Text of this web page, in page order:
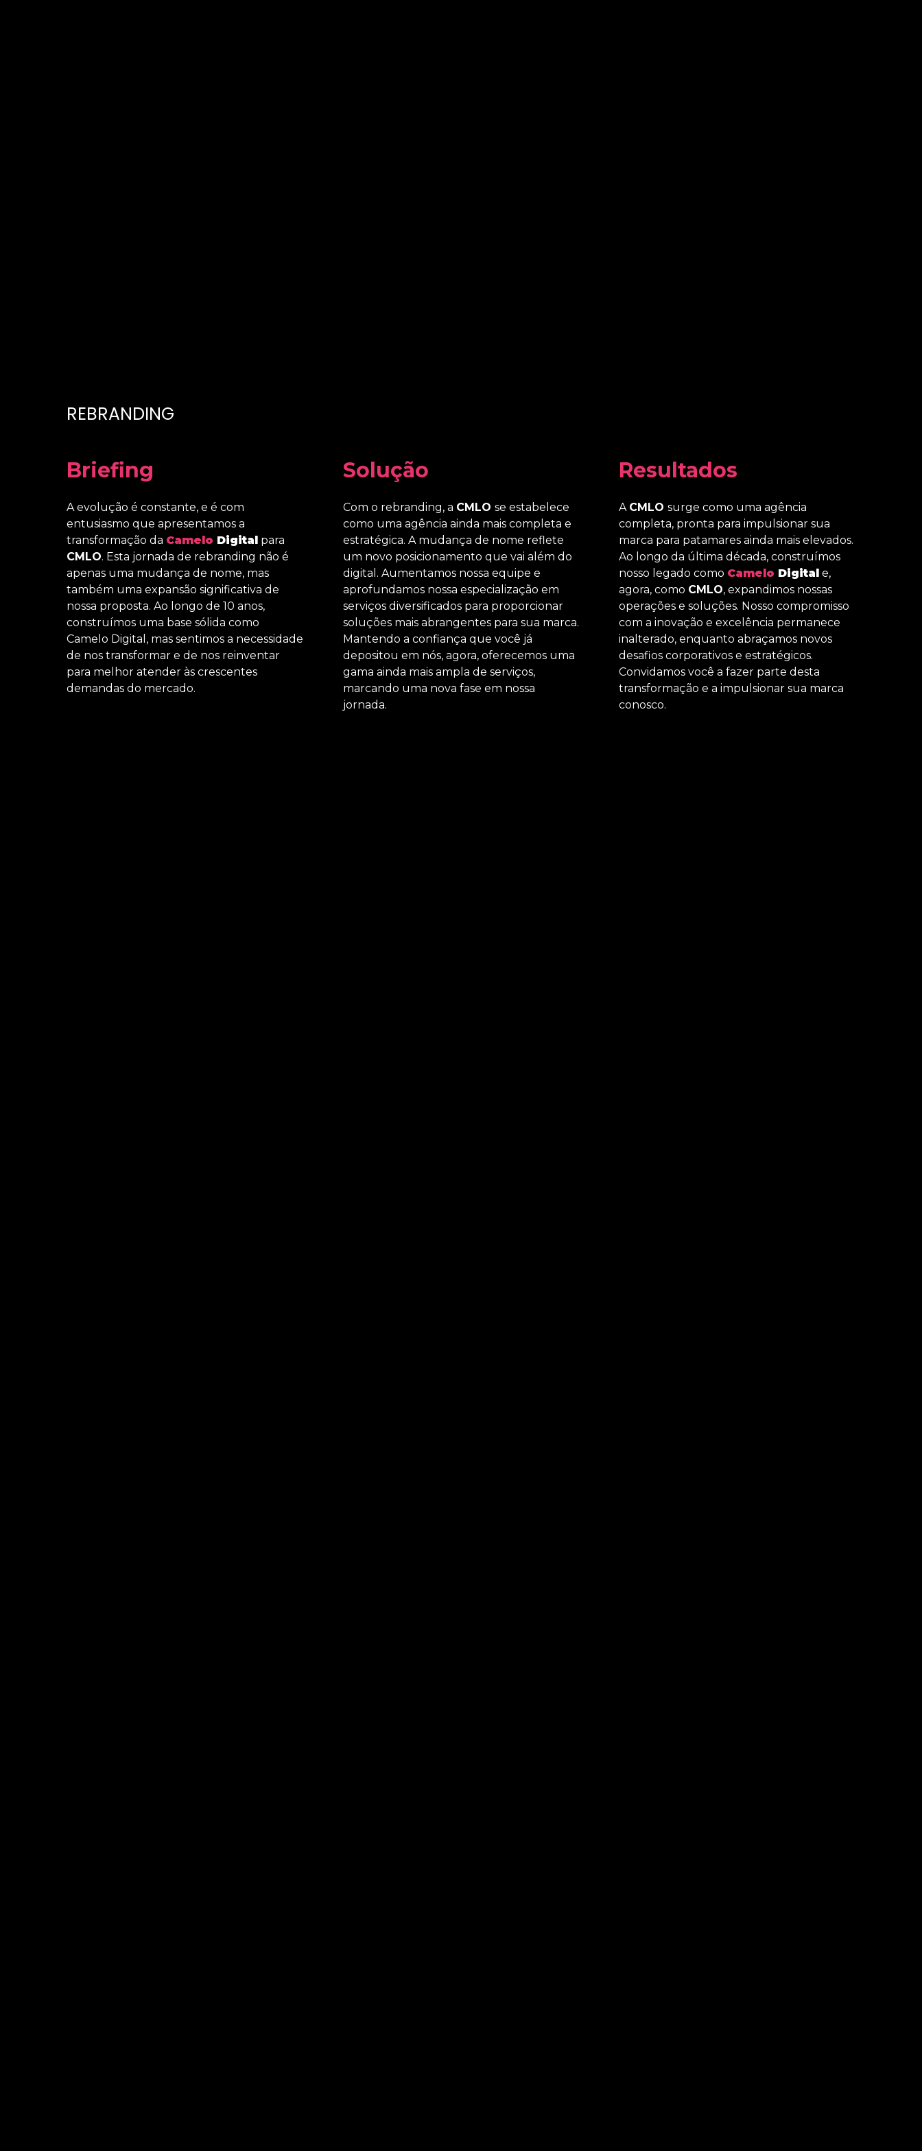
REBRANDING
Briefing
A evolução é constante, e é com
entusiasmo que apresentamos a
transformação da Camelo Digital para
CMLO. Esta jornada de rebranding não é
apenas uma mudança de nome, mas
também uma expansão significativa de
nossa proposta. Ao longo de 10 anos,
construímos uma base sólida como
Camelo Digital, mas sentimos a necessidade
de nos transformar e de nos reinventar
para melhor atender às crescentes
demandas do mercado.
Solução
Com o rebranding, a CMLO se estabelece
como uma agência ainda mais completa e
estratégica. A mudança de nome reflete
um novo posicionamento que vai além do
digital. Aumentamos nossa equipe e
aprofundamos nossa especialização em
serviços diversificados para proporcionar
soluções mais abrangentes para sua marca.
Mantendo a confiança que você já
depositou em nós, agora, oferecemos uma
gama ainda mais ampla de serviços,
marcando uma nova fase em nossa
jornada.
Resultados
A CMLO surge como uma agência
completa, pronta para impulsionar sua
marca para patamares ainda mais elevados.
Ao longo da última década, construímos
nosso legado como Camelo Digital e,
agora, como CMLO, expandimos nossas
operações e soluções. Nosso compromisso
com a inovação e excelência permanece
inalterado, enquanto abraçamos novos
desafios corporativos e estratégicos.
Convidamos você a fazer parte desta
transformação e a impulsionar sua marca
conosco.